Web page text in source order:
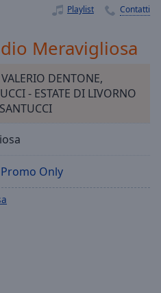
Playlist Contatti
Meravigliosa
DENTONE,
- ESTATE DI LIVORNO
Only